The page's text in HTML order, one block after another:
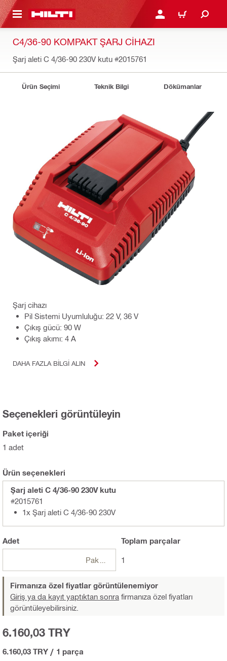
GEÇ GIRIŞ YAP YA DA KAYIT
SEPET
C4/36-90 KOMPAKT ŞARJ CIHAZI
Şarj aleti C 4/36-90 230V kutu #2015761
Ürün Seçimi Teknik Bilgi Dökümanlar
Şarj cihazı
Pil Sistemi Uyumluluğu: 22 V, 36 V
Çıkış gücü: 90 W
Çıkış akımı: 4 A
DAHA FAZLA BILGI ALIN
Seçenekleri görüntüleyin
Paket içeriği
1 adet
Ürün seçenekleri
Şarj aleti C 4/36-90 230V kutu
#2015761
1x Şarj aleti C 4/36-90 230V
Adet Toplam parçalar
1
Firmanıza özel fiyatlar görüntülenemiyor
Giriş ya da kayıt yaptıktan sonra firmanıza özel fiyatları
görüntüleyebilirsiniz.
6.160,03 TRY
6.160,03 TRY / 1 parça